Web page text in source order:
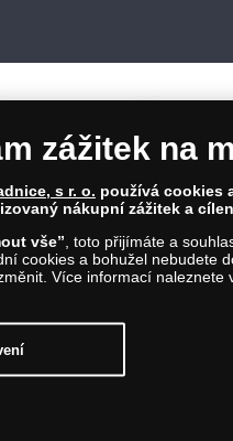
s. r. o.; Karolinská 661/4, 186 00
www.narodnipokladnice.cz; IČ:
Městským soudem v Praze, oddíl C,
cookie můžete
zážitek na
s r. o. používá cookies
nákupní zážitek a
vše” , toto přijímáte a
cookies a bohužel nebudete
Více informací naleznete